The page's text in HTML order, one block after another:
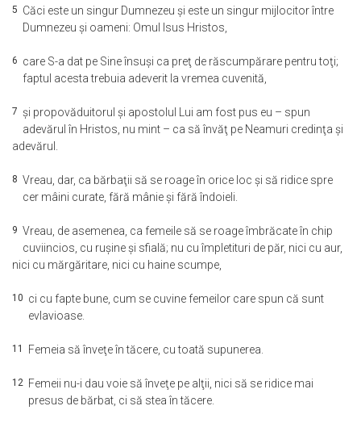
5 Căci este un singur Dumnezeu şi este un singur mijlocitor între
Dumnezeu şi oameni: Omul Isus Hristos,
6 care S-a dat pe Sine însuşi ca preţ de răscumpărare pentru toţi;
faptul acesta trebuia adeverit la vremea cuvenită,
7 şi propovăduitorul şi apostolul Lui am fost pus eu – spun
adevărul în Hristos, nu mint – ca să învăţ pe Neamuri credinţa şi
adevărul.
8 Vreau, dar, ca bărbaţii să se roage în orice loc şi să ridice spre
cer mâini curate, fără mânie şi fără îndoieli.
9 Vreau, de asemenea, ca femeile să se roage îmbrăcate în chip
cuviincios, cu ruşine şi sfială; nu cu împletituri de păr, nici cu aur,
nici cu mărgăritare, nici cu haine scumpe,
10 ci cu fapte bune, cum se cuvine femeilor care spun că sunt
evlavioase.
11 Femeia să înveţe în tăcere, cu toată supunerea.
12 Femeii nu-i dau voie să înveţe pe alţii, nici să se ridice mai
presus de bărbat, ci să stea în tăcere.